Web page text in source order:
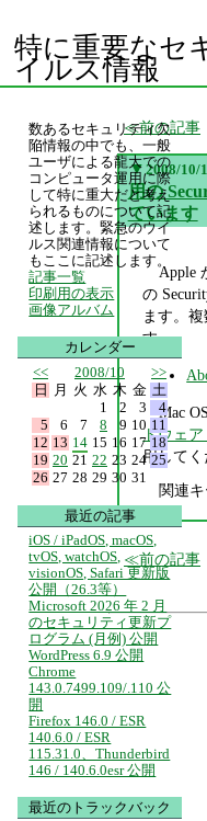
特に重要なセ
イルス情報
前の記事
▼ 2008/10/
用の
ています
Apple
の
ます。
す。
Mac
トウェア
用してく
関連
前の記事
数あるセキュリティ欠
陥情報の中でも、一般
ユーザによる龍大での
コンピュータ運用に際
して特に重大だと考え
られるものについて記
述します。緊急のウイ
ルス関連情報について
もここに記述します。
記事一覧
印刷用の表示
画像アルバム
カレンダー
<<
2008/10
>>
日
月 火 水 木 金 土
1
2 3
4
5
6 7 8 9 10 11
12 13 14 15 16 17 18
19 20 21 22 23 24 25
26 27 28 29 30 31
最近の記事
iOS / iPadOS, macOS,
tvOS, watchOS,
visionOS, Safari 更新版
公開（26.3等）
Microsoft 2026 年 2 月
のセキュリティ更新プ
ログラム (月例) 公開
WordPress 6.9 公開
Chrome
143.0.7499.109/.110 公
開
Firefox 146.0 / ESR
140.6.0 / ESR
115.31.0、Thunderbird
146 / 140.6.0esr 公開
最近のトラックバック